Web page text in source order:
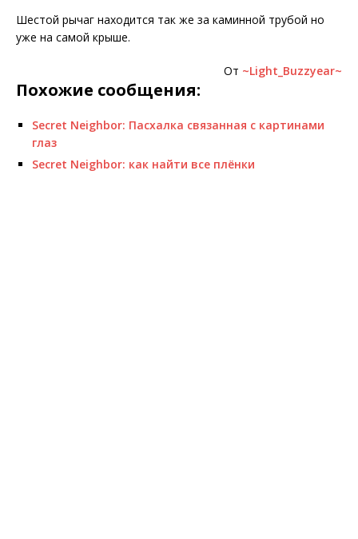
Шестой рычаг находится так же за каминной трубой но
уже на самой крыше.
От ~Light_Buzzyear~
Похожие сообщения:
Secret Neighbor: Пасхалка связанная с картинами
глаз
Secret Neighbor: как найти все плёнки